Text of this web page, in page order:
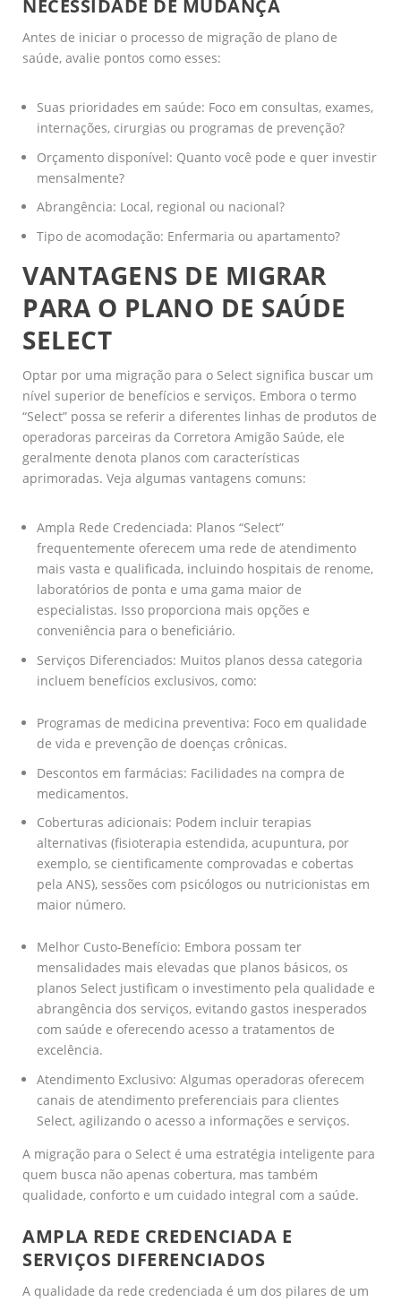
NECESSIDADE DE MUDANÇA
Antes de iniciar o processo de migração de plano de
saúde, avalie pontos como esses:
Suas prioridades em saúde: Foco em consultas, exames,
internações, cirurgias ou programas de prevenção?
Orçamento disponível: Quanto você pode e quer investir
mensalmente?
Abrangência: Local, regional ou nacional?
Tipo de acomodação: Enfermaria ou apartamento?
VANTAGENS DE MIGRAR
PARA O PLANO DE SAÚDE
SELECT
Optar por uma migração para o Select significa buscar um
nível superior de benefícios e serviços. Embora o termo
“Select” possa se referir a diferentes linhas de produtos de
operadoras parceiras da Corretora Amigão Saúde, ele
geralmente denota planos com características
aprimoradas. Veja algumas vantagens comuns:
Ampla Rede Credenciada: Planos “Select”
frequentemente oferecem uma rede de atendimento
mais vasta e qualificada, incluindo hospitais de renome,
laboratórios de ponta e uma gama maior de
especialistas. Isso proporciona mais opções e
conveniência para o beneficiário.
Serviços Diferenciados: Muitos planos dessa categoria
incluem benefícios exclusivos, como:
Programas de medicina preventiva: Foco em qualidade
de vida e prevenção de doenças crônicas.
Descontos em farmácias: Facilidades na compra de
medicamentos.
Coberturas adicionais: Podem incluir terapias
alternativas (fisioterapia estendida, acupuntura, por
exemplo, se cientificamente comprovadas e cobertas
pela ANS), sessões com psicólogos ou nutricionistas em
maior número.
Melhor Custo-Benefício: Embora possam ter
mensalidades mais elevadas que planos básicos, os
planos Select justificam o investimento pela qualidade e
abrangência dos serviços, evitando gastos inesperados
com saúde e oferecendo acesso a tratamentos de
excelência.
Atendimento Exclusivo: Algumas operadoras oferecem
canais de atendimento preferenciais para clientes
Select, agilizando o acesso a informações e serviços.
A migração para o Select é uma estratégia inteligente para
quem busca não apenas cobertura, mas também
qualidade, conforto e um cuidado integral com a saúde.
AMPLA REDE CREDENCIADA E
SERVIÇOS DIFERENCIADOS
A qualidade da rede credenciada é um dos pilares de um